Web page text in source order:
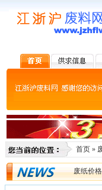
首页 »
废纸价格